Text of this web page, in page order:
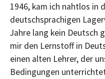
1946, kam ich nahtlos in
deutschsprachigen
Jahre lang kein Deutsch
mir den Lernstoff in
einen alten Lehrer, der
Bedingungen